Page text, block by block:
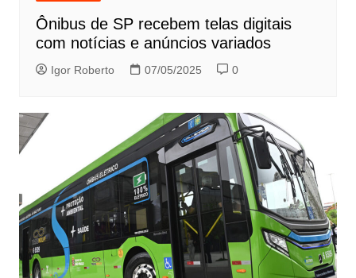
Ônibus de SP recebem telas digitais
com notícias e anúncios variados
Igor Roberto 07/05/2025 0